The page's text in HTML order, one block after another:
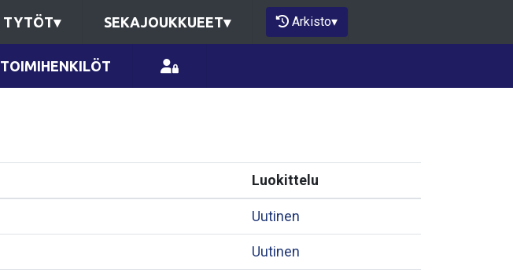
TYTÖT▾ SEKAJOUKKUEET▾ Arkisto▾
TOIMIHENKILÖT
Luokittelu
Uutinen
Uutinen